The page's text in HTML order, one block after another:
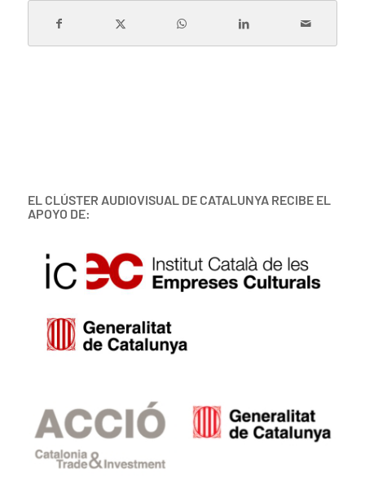
EL CLÚSTER AUDIOVISUAL DE CATALUNYA RECIBE EL
APOYO DE: